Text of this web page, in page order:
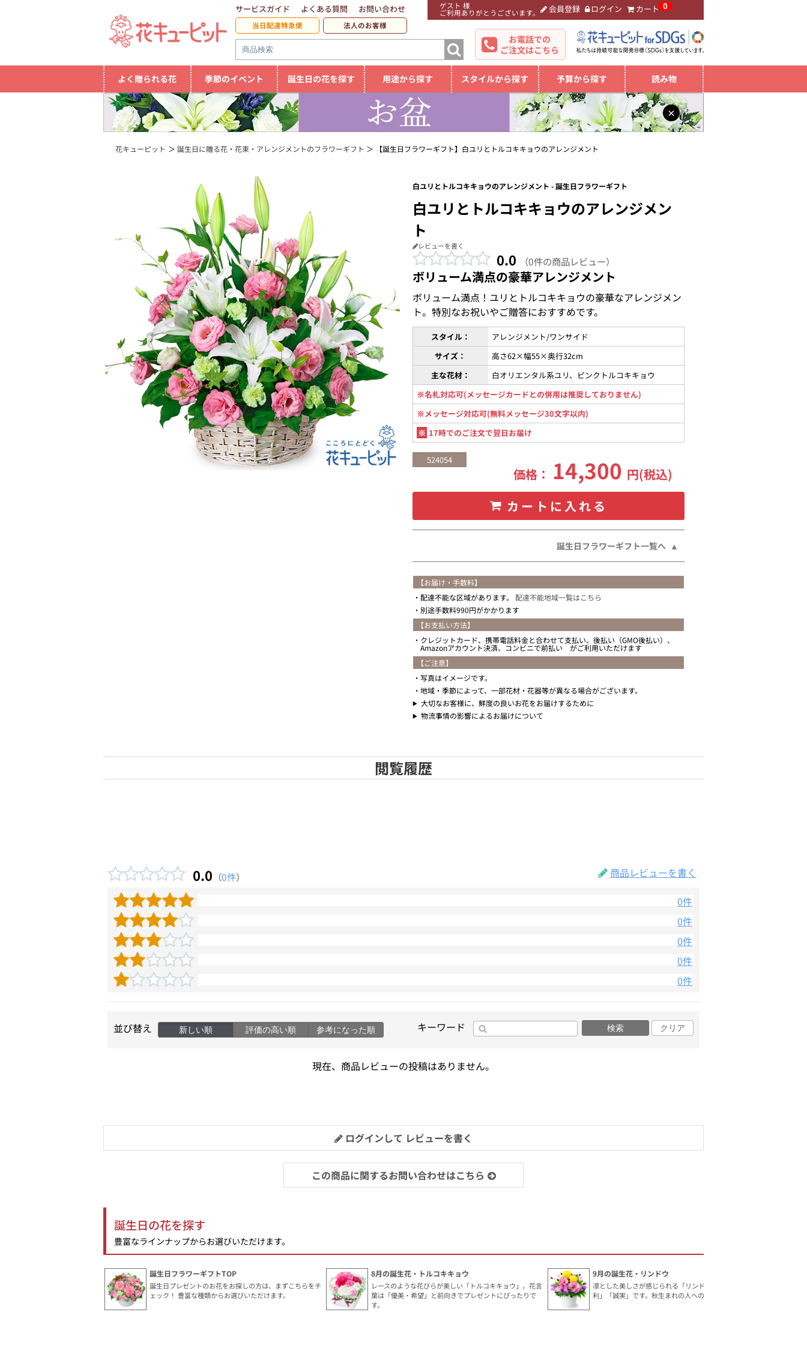
ゲスト 様
ご利用ありがとうございます。 会員登録 ログイン カート 0
サービスガイド よくある質問 お問い合わせ
当日配達特急便 法人のお客様
お電話での
ご注文はこちら
よく贈られる花 季節のイベント 誕生日の花を探す 用途から探す スタイルから探す 予算から探す 読み物
×
花キューピット 誕生日に贈る花・花束・アレンジメントのフラワーギフト 【誕生日フラワーギフト】白ユリとトルコキキョウのアレンジメント
白ユリとトルコキキョウのアレンジメント - 誕生日フラワーギフト
白ユリとトルコキキョウのアレンジメン
ト
レビューを書く
0.0 （0件の商品レビュー）
ボリューム満点の豪華アレンジメント
ボリューム満点！ユリとトルコキキョウの豪華なアレンジメン
ト。特別なお祝いやご贈答におすすめです。
スタイル：
アレンジメント/ワンサイド
サイズ：
高さ62×幅55×奥行32cm
主な花材：
白オリエンタル系ユリ、ピンクトルコキキョウ
※名札対応可(メッセージカードとの併用は推奨しておりません)
※メッセージ対応可(無料メッセージ30文字以内)
※ 17時でのご注文で翌日お届け
524054
価格： 14,300 円(税込)
カートに入れる
誕生日フラワーギフト一覧へ
【お届け・手数料】
配達不能な区域があります。 配達不能地域一覧はこちら
別途手数料990円がかかります
【お支払い方法】
クレジットカード、携帯電話料金と合わせて支払い、後払い（GMO後払い）、
Amazonアカウント決済、コンビニで前払い がご利用いただけます
【ご注意】
写真はイメージです。
地域・季節によって、一部花材・花器等が異なる場合がございます。
大切なお客様に、鮮度の良いお花をお届けするために
物流事情の影響によるお届けについて
閲覧履歴
0.0 （0件）
商品レビューを書く
0件
0件
0件
0件
0件
並び替え 新しい順 評価の高い順 参考になった順 キーワード 検索 クリア
現在、商品レビューの投稿はありません。
ログインして レビューを書く
この商品に関するお問い合わせはこちら
誕生日の花を探す
豊富なラインナップからお選びいただけます。
誕生日フラワーギフトTOP
誕生日プレゼントのお花をお探しの方は、まずこちらをチ
ェック！ 豊富な種類からお選びいただけます。
8月の誕生花・トルコキキョウ
レースのような花びらが美しい「トルコキキョウ」。花言
葉は「優美・希望」と前向きでプレゼントにぴったりで
す。
9月の誕生花・リンドウ
凛とした美しさが感じられる「リンドウ」。花言葉は「勝
利」「誠実」です。秋生まれの人へのギフトにおすすめ。